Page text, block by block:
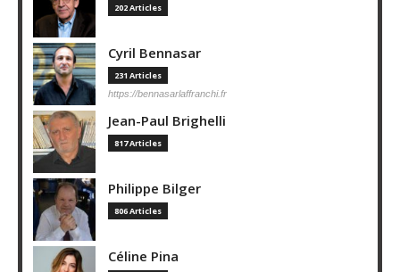
202 Articles
Cyril Bennasar
231 Articles
https://bennasarlaffranchi.fr
Jean-Paul Brighelli
817 Articles
Philippe Bilger
806 Articles
Céline Pina